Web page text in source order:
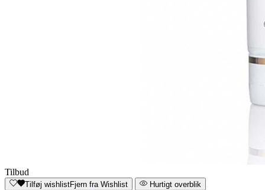
Tilbud
Tilføj wishlistFjern fra Wishlist
Hurtigt overblik